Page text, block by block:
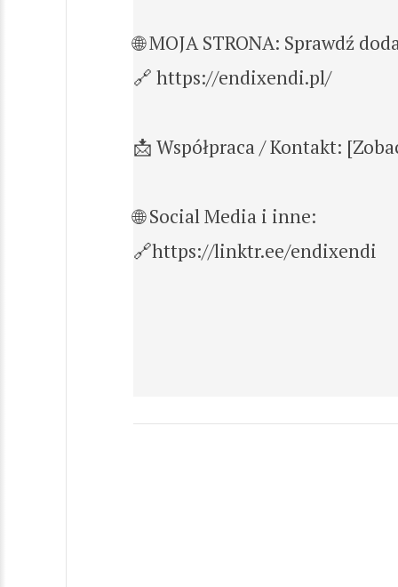
🌐 MOJA STRONA: Sprawdź
🔗 https://endixendi.pl/
📩 Współpraca / Kontakt:
🌐 Social Media i inne:
🔗https://linktr.ee/endixendi